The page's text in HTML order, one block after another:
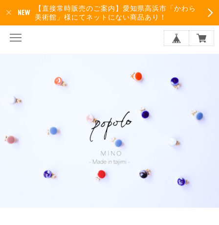
【直接常時販売のご案内】愛知県高浜市「かわら
美術館」様にてネットにない商品あり！